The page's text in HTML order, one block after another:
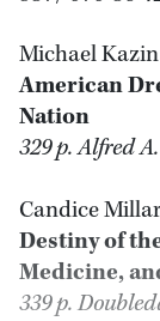
Michael Kazin
American
Nation
329 p. Alfred
Candice
Destiny of
Medicine,
339 p.